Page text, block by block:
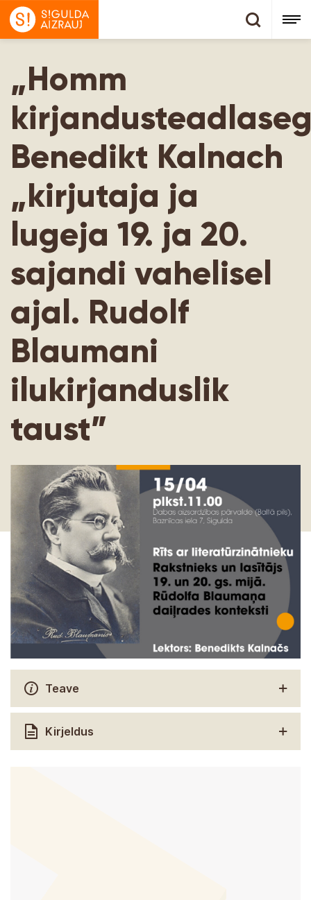
„Homm
Benedikt Kalnach
„kirjutaja ja
lugeja 19. ja 20.
sajandi vahelisel
ajal. Rudolf
Blaumani
ilukirjanduslik
taust”
Teave
Kirjeldus